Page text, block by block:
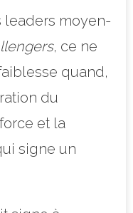
leaders moyen-
, ce ne
quand,
du
et la
signe un